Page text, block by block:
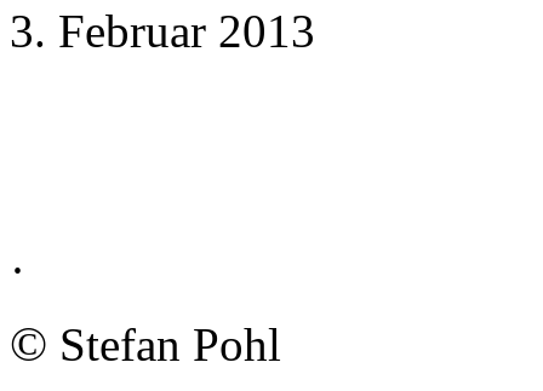
3. Februar 2013
·
© Stefan Pohl